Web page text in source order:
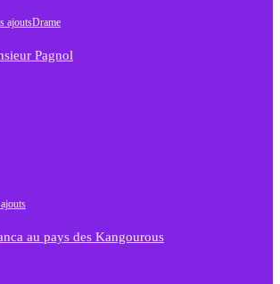
ajoutsDrame
Pagnol
au pays des Kangourous